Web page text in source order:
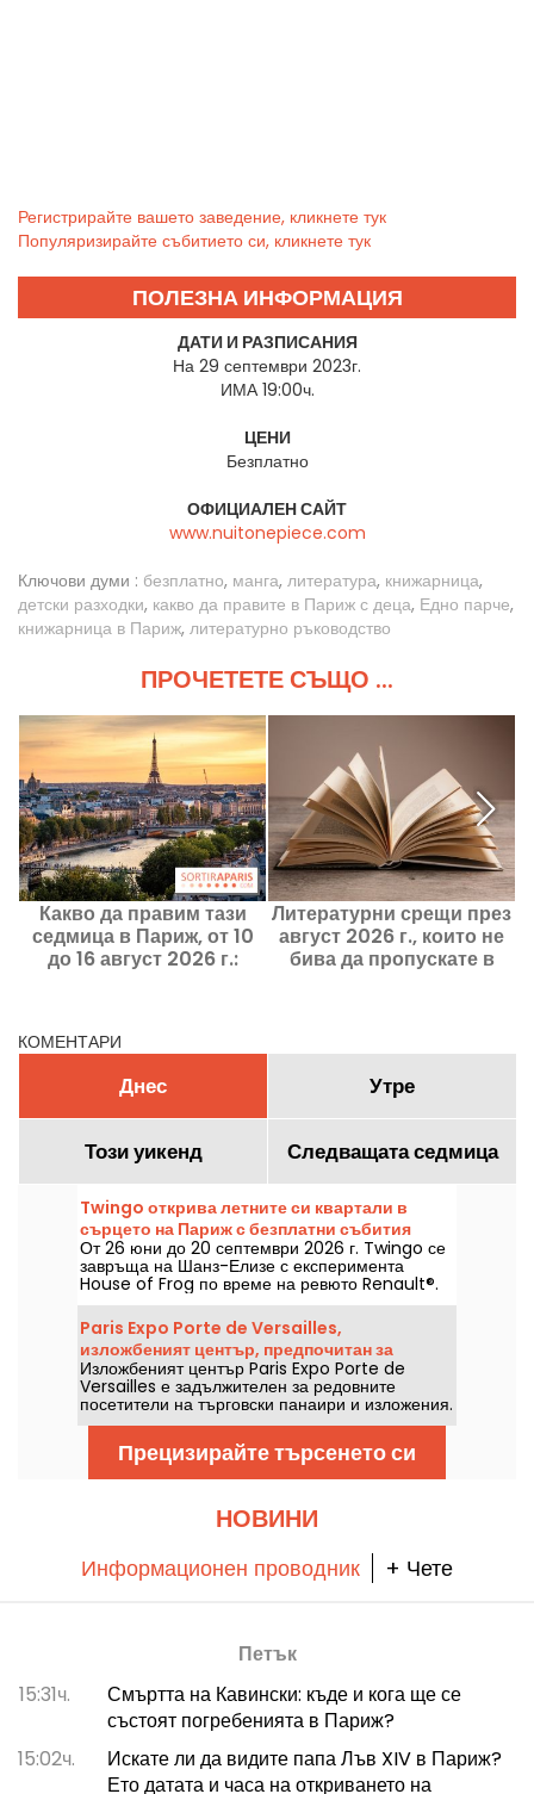
Регистрирайте вашето заведение, кликнете тук
Популяризирайте събитието си, кликнете тук
ПОЛЕЗНА ИНФОРМАЦИЯ
ДАТИ И РАЗПИСАНИЯ
На 29 септември 2023г.
ИМА 19:00ч.
ЦЕНИ
Безплатно
ОФИЦИАЛЕН САЙТ
www.nuitonepiece.com
Ключови думи : безплатно, манга, литература, книжарница,
детски разходки, какво да правите в Париж с деца, Едно парче,
книжарница в Париж, литературно ръководство
ПРОЧЕТЕТЕ СЪЩО ...
Какво да правим тази
седмица в Париж, от 10
до 16 август 2026 г.:
Литературни срещи през
август 2026 г., които не
бива да пропускате в
КОМЕНТАРИ
Днес Утре
Този уикенд Следващата седмица
Twingo открива летните си квартали в
сърцето на Париж с безплатни събития
(изложба, стендъп, диджей сетове...)
От 26 юни до 20 септември 2026 г. Twingo се
завръща на Шанз-Елизе с експеримента
House of Frog по време на ревюто Renault®.
Програмата включва: имерсивна изложба,
стендъп, DJ сетове, дискусии, както и други
активности и забавления. Входът е свободен и
безплатен, с предварителна регистрация за
достъп до събитията (линкът в статията).
Paris Expo Porte de Versailles,
изложбеният център, предпочитан за
големи търговски панаири
Изложбеният център Paris Expo Porte de
Versailles е задължителен за редовните
посетители на търговски панаири и изложения.
Той е вторият по големина изложбен център
във Франция и е домакин както на големите
събития, които се очакват в столицата, така и
на XXL изложения.
Прецизирайте търсенето си
НОВИНИ
Информационен проводник + Чете
Петък
15:31ч.
Смъртта на Кавински: къде и кога ще се
състоят погребенията в Париж?
15:02ч.
Искате ли да видите папа Лъв XIV в Париж?
Ето датата и часа на откриването на